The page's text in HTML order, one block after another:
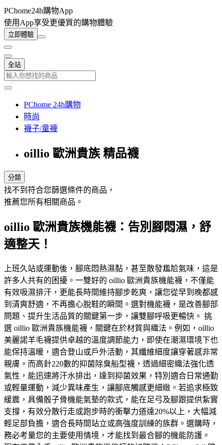
PChome24h購物App
使用App享受更優質的購物體驗
立即體驗
全站
PChome 24h購物
時尚
襪子/童襪
oillio 歐洲貴族 精品襪
分類
找不到符合您篩選條件的商品，
推薦您所有相關商品。
oillio 歐洲貴族機能襪：告別腳悶濕，舒
適整天！
上班久站或運動後，腳底悶熱濕黏，甚至散發尷尬氣味，這是
許多人共有的困擾。一雙好的 oillio 歐洲貴族機能襪，不僅能
有效吸濕排汗，更能長時間維持腳步乾爽，讓您從早到晚都感
到清爽舒適，不再擔心脫鞋的瞬間。選對機能襪，是改善腳部
問題、提升生活品質的關鍵第一步，讓雙腳呼吸更暢快。 挑
選 oillio 歐洲貴族機能襪，關鍵在於材質與織法。例如，oillio
美麗諾羊毛襪提供卓越的溫度調節能力，即使在潮濕環境下也
能保持溫暖，適合登山或戶外活動，其纖維細度讓穿著感非常
親膚。而高針220數的抑菌除臭船型襪，透過細密織法強化透
氣性，能迅速將汗水排出，達到抑菌效果，特別適合日常通勤
或輕量運動，減少異味產生，讓腳底觸感更細緻。若追求極致
緩震，具備骰子骨機能氣墊的款式，能在足弓及腳跟提供紮實
支撐，有效分散行走或跑步時的衝擊力道達20%以上，大幅減
輕足部負擔，適合長時間站立或高強度訓練的族群。選購時，
務必考量您的主要使用情境，才能找到最合腳的機能防護。